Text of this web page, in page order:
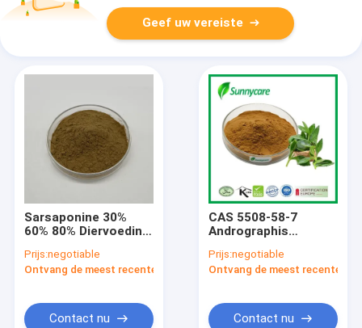
Geef uw vereiste
Sarsaponine 30%
60% 80% Diervoeding
Schidigera extract
poeder
Prijs:negotiable
Ontvang de meest recente Prijs
Contact nu
CAS 5508-58-7
Andrographis
5% - 98%
Andrographolides
Prijs:negotiable
Ontvang de meest recente
Contact nu